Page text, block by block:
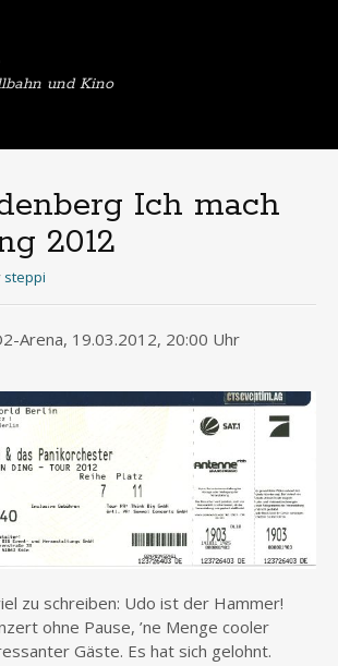
und Kino
Ich mach
2012
steppi
Arena, 19.03.2012, 20:00 Uhr
zu schreiben: Udo ist der Hammer!
ohne Pause, ’ne Menge cooler
Gäste. Es hat sich gelohnt.